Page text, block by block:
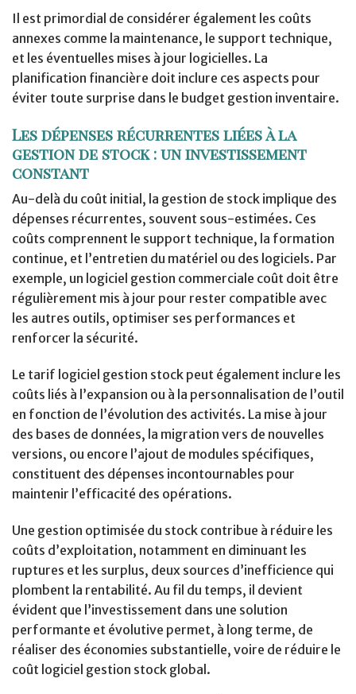
Il est primordial de considérer également les coûts
annexes comme la maintenance, le support technique,
et les éventuelles mises à jour logicielles. La
planification financière doit inclure ces aspects pour
éviter toute surprise dans le budget gestion inventaire.
Les dépenses récurrentes liées à la
gestion de stock : un investissement
constant
Au-delà du coût initial, la gestion de stock implique des
dépenses récurrentes, souvent sous-estimées. Ces
coûts comprennent le support technique, la formation
continue, et l’entretien du matériel ou des logiciels. Par
exemple, un logiciel gestion commerciale coût doit être
régulièrement mis à jour pour rester compatible avec
les autres outils, optimiser ses performances et
renforcer la sécurité.
Le tarif logiciel gestion stock peut également inclure les
coûts liés à l’expansion ou à la personnalisation de l’outil
en fonction de l’évolution des activités. La mise à jour
des bases de données, la migration vers de nouvelles
versions, ou encore l’ajout de modules spécifiques,
constituent des dépenses incontournables pour
maintenir l’efficacité des opérations.
Une gestion optimisée du stock contribue à réduire les
coûts d’exploitation, notamment en diminuant les
ruptures et les surplus, deux sources d’inefficience qui
plombent la rentabilité. Au fil du temps, il devient
évident que l’investissement dans une solution
performante et évolutive permet, à long terme, de
réaliser des économies substantielle, voire de réduire le
coût logiciel gestion stock global.